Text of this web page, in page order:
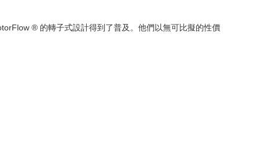
® 的轉子式設計得到了普及。他們以無可比擬的性價